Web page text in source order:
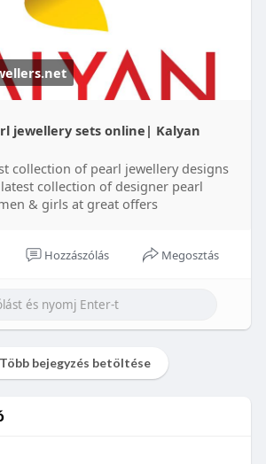
jewellery sets online| Kalyan
collection of pearl jewellery designs
collection of designer pearl
& girls at great offers
Hozzászólás Megosztás
Több bejegyzés betöltése